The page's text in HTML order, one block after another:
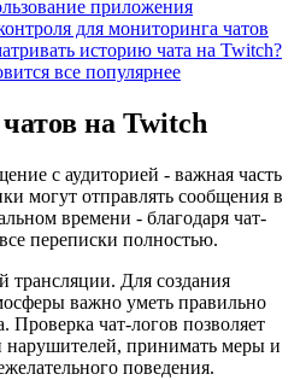
приложения
для мониторинга чатов
историю чата на Twitch?
все популярнее
на Twitch
с аудиторией - важная часть
могут отправлять сообщения в
времени - благодаря чат-
переписки полностью.
трансляции. Для создания
важно уметь правильно
Проверка чат-логов позволяет
нарушителей, принимать меры и
поведения.